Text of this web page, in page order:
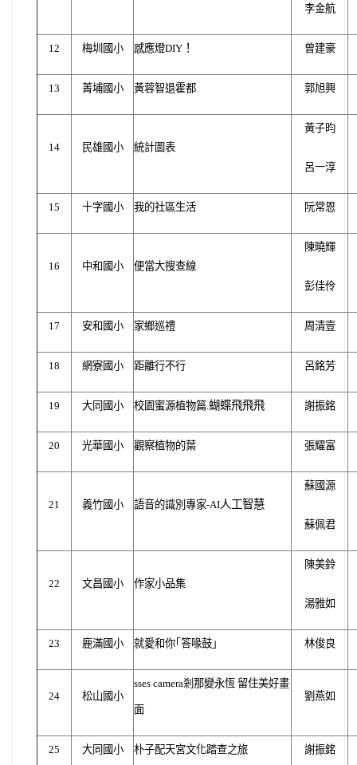
李金航
12 梅圳國小 感應燈DIY ！ 曾建豪
13 菁埔國小 黃蓉智退霍都 郭旭興
14 民雄國小 統計圖表
黃子昀
呂一淳
15 十字國小 我的社區生活 阮常恩
16 中和國小 便當大搜查線
陳曉輝
彭佳伶
17 安和國小 家鄉巡禮 周清壹
18 網寮國小 距離行不行 呂銘芳
19 大同國小 校園蜜源植物篇.蝴蝶飛飛飛 謝振銘
20 光華國小 觀察植物的葉 張耀富
21 義竹國小 語音的識別專家-AI人工智慧
蘇國源
蘇佩君
22 文昌國小 作家小品集
陳美鈴
湯雅如
23 鹿滿國小 就愛和你｢答喙鼓｣ 林俊良
24 松山國小
sses camera剎那變永恆 留住美好畫
面
劉燕如
25 大同國小 朴子配天宮文化踏查之旅 謝振銘